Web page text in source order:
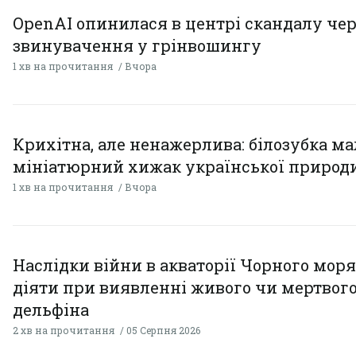
OpenAI опинилася в центрі скандалу
звинувачення у грінвошингу
1 хв на прочитання Вчора
Крихітна, але ненажерлива: білозубка
мініатюрний хижак української
1 хв на прочитання Вчора
Наслідки війни в акваторії Чорного
діяти при виявленні живого чи
дельфіна
2 хв на прочитання 05 Серпня 2026